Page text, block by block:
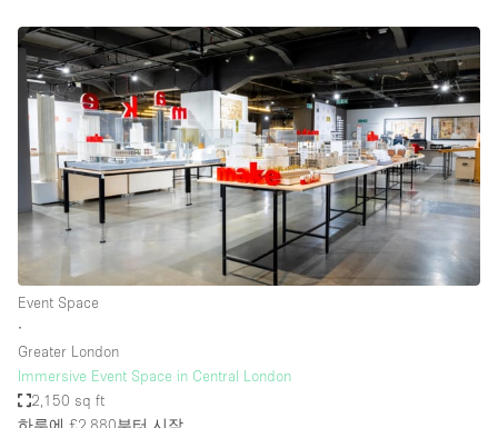
Event Space
∙
Greater London
Immersive Event Space in Central London
2,150 sq ft